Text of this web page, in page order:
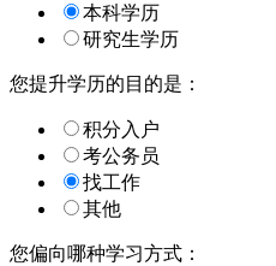
本科学历
研究生学历
您提升学历的目的是：
积分入户
考公务员
找工作
其他
您偏向哪种学习方式：